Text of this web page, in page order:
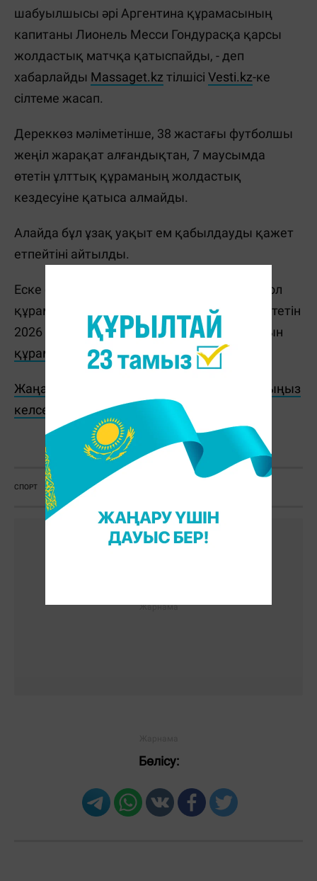
шабуылшысы әрі Аргентина құрамасының
капитаны Лионель Месси Гондурасқа қарсы
жолдастық матчқа қатыспайды, - деп
хабарлайды Massaget.kz тілшісі Vesti.kz-ке
сілтеме жасап.
Дереккөз мәліметінше, 38 жастағы футболшы
жеңіл жарақат алғандықтан, 7 маусымда
өтетін ұлттық құраманың жолдастық
кездесуіне қатыса алмайды.
Алайда бұл ұзақ уақыт ем қабылдауды қажет
етпейтіні айтылды.
Еске салайық, бұған дейін Аргентина футбол
құрамасы АҚШ, Канада және Мексикада өтетін
2026 жылғы әлем чемпионатына қатысатын
құрамын
жариялады.
Жаңалықтарды бәрінен бұрын біліп отырғыңыз
келсе, Telegram-арнамызға жазылыңыз!
Ж. Қадыржанова
СПОРТ ФУТБОЛ МЕССИ
Бөлісу: